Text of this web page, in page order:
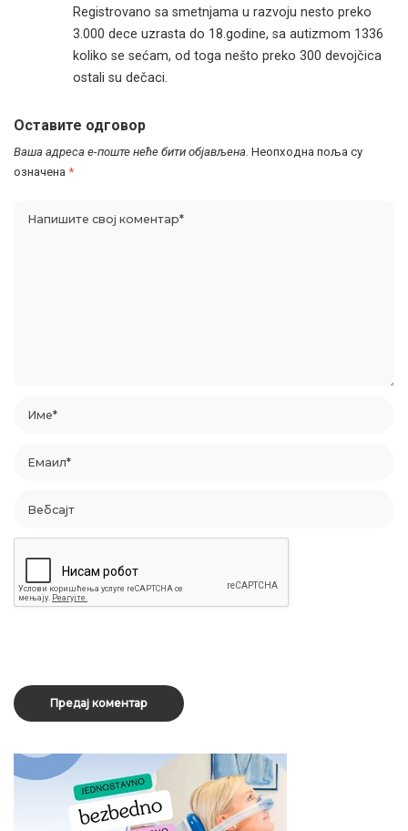
Registrovano sa smetnjama u razvoju nesto preko
3.000 dece uzrasta do 18.godine, sa autizmom 1336
koliko se sećam, od toga nešto preko 300 devojčica
ostali su dečaci.
Оставите одговор
Ваша адреса е-поште неће бити објављена. Неопходна поља су
означена *